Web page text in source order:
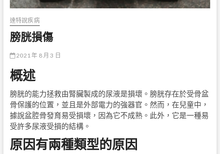
達特說疾病
膀胱損傷
2021 年 8 月 3 日
概述
膀胱的能力拯救由腎臟製成的尿液是損壞。膀胱存在於受骨盆
骨保護的位置，並且是外部電力的強器官。然而，在兒童中，
據說盆腔骨發育易受損壞，因為它不成熟。此外，它是一種易
受許多尿液受損的結構。
原因有兩種類型的原因